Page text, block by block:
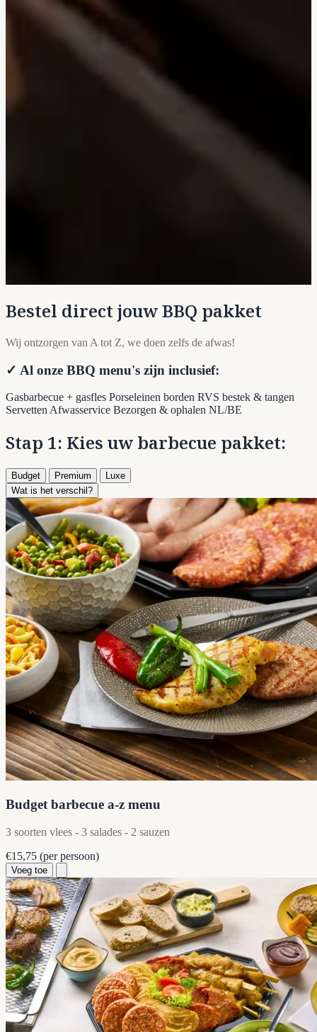
Bestel direct jouw BBQ pakket
Wij ontzorgen van A tot Z, we doen zelfs de afwas!
✓ Al onze BBQ menu's zijn inclusief:
Gasbarbecue + gasfles Porseleinen borden RVS bestek & tangen
ServettenAfwasservice Bezorgen & ophalen NL/BE
Stap 1: Kies uw barbecue pakket:
Budget Premium
Luxe
Wat is het verschil?
Budget barbecue a-z menu
3 soorten vlees - 3 salades - 2 sauzen
€15,75 (per persoon)
Voeg toe